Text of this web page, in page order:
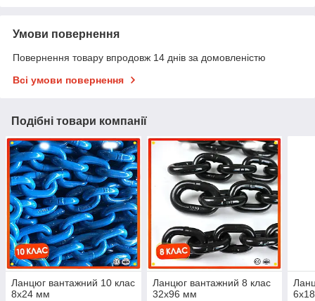
Умови повернення
Повернення товару впродовж 14 днів за домовленістю
Всі умови повернення
Подібні товари компанії
Ланцюг вантажний 10 клас
8х24 мм
Ланцюг вантажний 8 клас
32x96 мм